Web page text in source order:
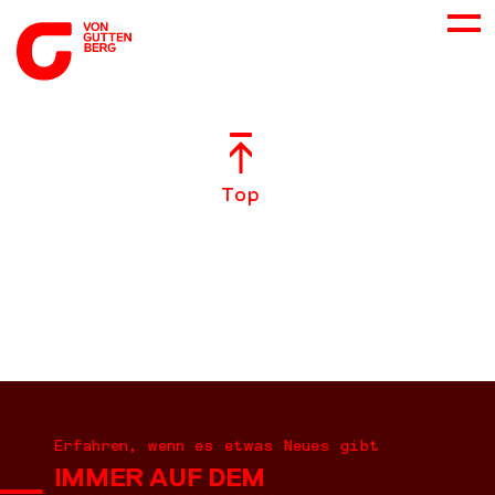
Top
Erfahren, wenn es etwas Neues gibt
IMMER AUF DEM